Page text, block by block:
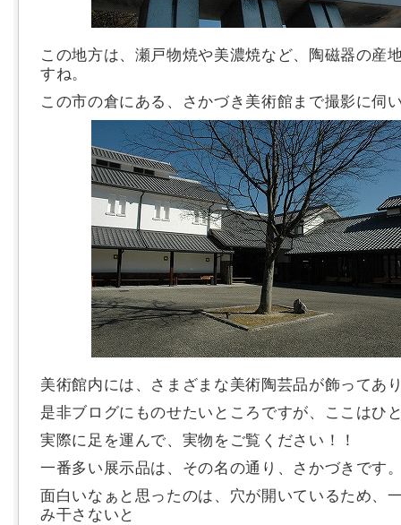
この地方は、瀬戸物焼や美濃焼など、陶磁器の産
すね。
この市の倉にある、さかづき美術館まで撮影に伺
美術館内には、さまざまな美術陶芸品が飾ってあ
是非ブログにものせたいところですが、ここはひ
実際に足を運んで、実物をご覧ください！！
一番多い展示品は、その名の通り、さかづきです
面白いなぁと思ったのは、穴が開いているため、
み干さないと